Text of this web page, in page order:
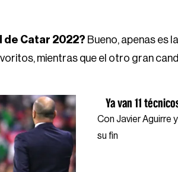
de Catar 2022? Bueno, apenas es
mientras que el otro gran
Ya van 11
Con Javier Aguirre
su fin